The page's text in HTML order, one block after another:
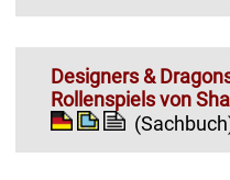
Designers &
Rollenspiels von